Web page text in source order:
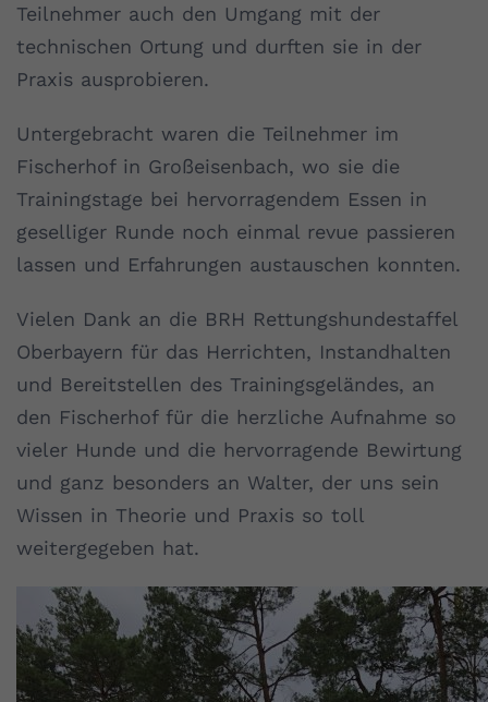
Teilnehmer auch den Umgang mit der
technischen Ortung und durften sie in der
Praxis ausprobieren.
Untergebracht waren die Teilnehmer im
Fischerhof in Großeisenbach, wo sie die
Trainingstage bei hervorragendem Essen in
geselliger Runde noch einmal revue passieren
lassen und Erfahrungen austauschen konnten.
Vielen Dank an die BRH Rettungshundestaffel
Oberbayern für das Herrichten, Instandhalten
und Bereitstellen des Trainingsgeländes, an
den Fischerhof für die herzliche Aufnahme so
vieler Hunde und die hervorragende Bewirtung
und ganz besonders an Walter, der uns sein
Wissen in Theorie und Praxis so toll
weitergegeben hat.